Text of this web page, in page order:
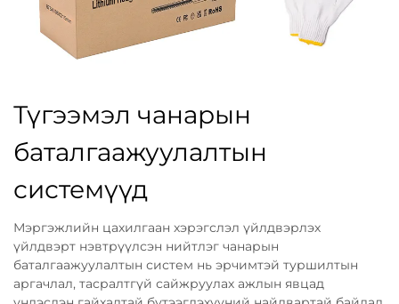
Түгээмэл чанарын
баталгаажуулалтын
системүүд
Мэргэжлийн цахилгаан хэрэгслэл үйлдвэрлэх
үйлдвэрт нэвтрүүлсэн нийтлэг чанарын
баталгаажуулалтын систем нь эрчимтэй туршилтын
аргачлал, тасралтгүй сайжруулах ажлын явцад